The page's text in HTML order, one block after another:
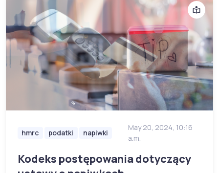
hmrc podatki napiwki
May 20, 2024, 10:16
a.m.
Kodeks postępowania dotyczący